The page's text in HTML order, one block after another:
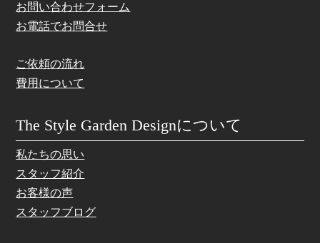
お問い合わせフォーム
お電話でお問合せ
ご依頼の流れ
費用について
The Style Garden Designについて
私たちの思い
スタッフ紹介
お客様の声
スタッフブログ